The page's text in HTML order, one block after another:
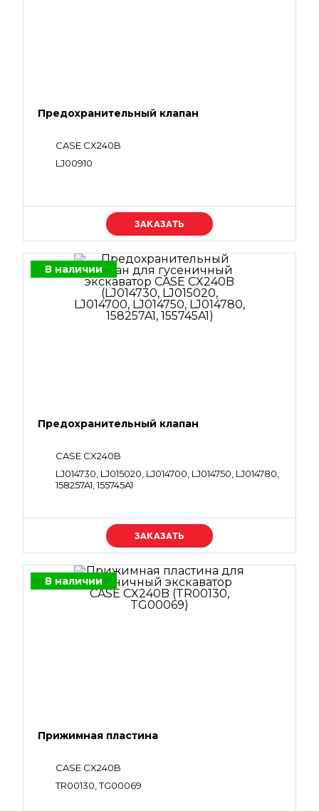
Предохранительный клапан
CASE CX240B
LJ00910
Уточняйте цену
В наличии
Предохранительный клапан
CASE CX240B
LJ014730, LJ015020, LJ014700, LJ014750, LJ014780,
158257A1, 155745A1
Уточняйте цену
В наличии
Прижимная пластина
CASE CX240B
TR00130, TG00069